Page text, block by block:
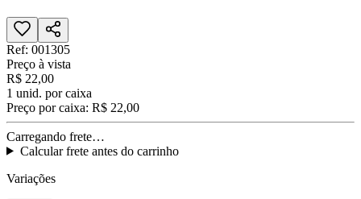
Ref: 001305
Preço à vista
R$ 22,00
1 unid. por caixa
Preço por caixa: R$ 22,00
Carregando frete…
Calcular frete antes do carrinho
Variações